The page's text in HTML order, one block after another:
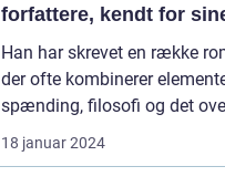
forfattere, kendt for
spændende og
tankevækkende bøger
Han har skrevet en række
der ofte kombinerer
spænding, filosofi og det
18 januar 2024